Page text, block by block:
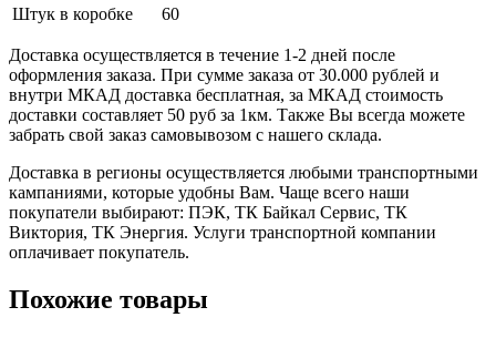
Штук в коробке
60
Доставка осуществляется в течение 1-2 дней после
оформления заказа. При сумме заказа от 30.000 рублей и
внутри МКАД доставка бесплатная, за МКАД стоимость
доставки составляет 50 руб за 1км. Также Вы всегда можете
забрать свой заказ самовывозом с нашего склада.
Доставка в регионы осуществляется любыми транспортными
кампаниями, которые удобны Вам. Чаще всего наши
покупатели выбирают: ПЭК, ТК Байкал Сервис, ТК
Виктория, ТК Энергия. Услуги транспортной компании
оплачивает покупатель.
Похожие товары